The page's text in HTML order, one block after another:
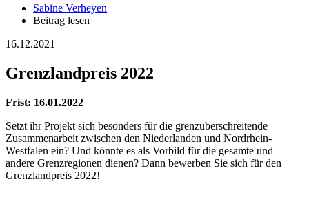
Sabine Verheyen
Beitrag lesen
16.12.2021
Grenzlandpreis 2022
Frist: 16.01.2022
Setzt ihr Projekt sich besonders für die grenzüberschreitende
Zusammenarbeit zwischen den Niederlanden und Nordrhein-
Westfalen ein? Und könnte es als Vorbild für die gesamte und
andere Grenzregionen dienen? Dann bewerben Sie sich für den
Grenzlandpreis 2022!